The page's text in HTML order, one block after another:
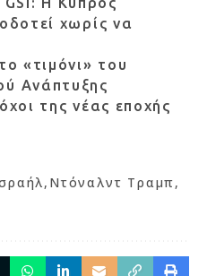
χωρίς να
«τιμόνι» του
Ανάπτυξης
της νέας εποχής
Ντόναλντ Τραμπ